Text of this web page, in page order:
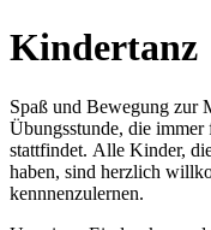
Kindertanz
Spaß und Bewegung zur
Übungsstunde, die immer
stattfindet. Alle Kinder,
haben, sind herzlich
kennnenzulernen.